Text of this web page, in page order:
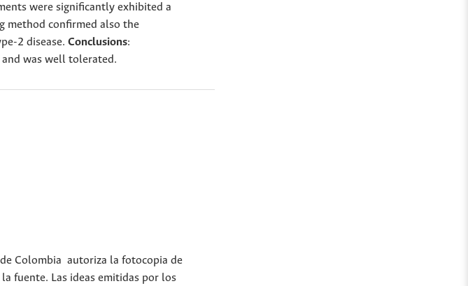
were significantly exhibited a
method confirmed also the
2 disease. Conclusions:
was well tolerated.
Colombia autoriza la fotocopia de
fuente. Las ideas emitidas por los